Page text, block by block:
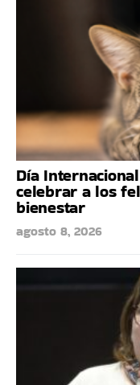
Día
celebrar a los
bienestar
agosto 8, 2026